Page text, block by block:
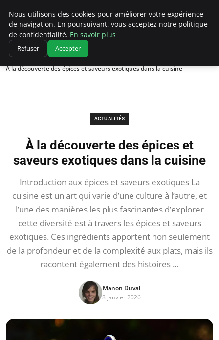
Correze Co
Accueil
Actualités
À la découverte des épices et saveurs exotiques dans la cuisine
ACTUALITÉS
À la découverte des épices et
saveurs exotiques dans la cuisine
Introduction aux épices et saveurs exotiques La
cuisine est un art qui varie d’une culture à l’autre, et
l’une des manières les plus fascinantes d’explorer
cette diversité est à travers les épices et saveurs
exotiques. Ces ingrédients apportent non seulement
de la profondeur et de la complexité aux plats, mais ils
racontent également des histoires …
Manon Duval
8 janvier 2026
Nous utilisons des cookies pour améliorer votre expérience
de navigation. En poursuivant, vous acceptez notre politique
de confidentialité. En savoir plus
Refuser Accepter